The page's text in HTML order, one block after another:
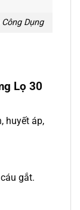
Dụng
Lọ 30
huyết áp,
gắt.